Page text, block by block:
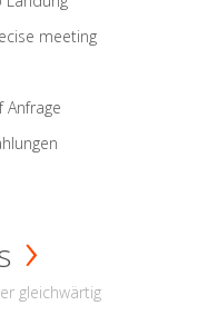
meeting
Anfrage
gleichwärtig